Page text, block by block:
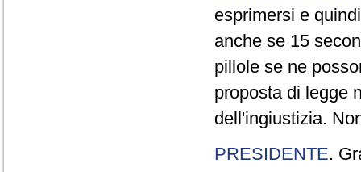
esprimersi e
anche se 15
pillole se ne
proposta di legge
dell'ingiustizia.
PRESIDENTE.